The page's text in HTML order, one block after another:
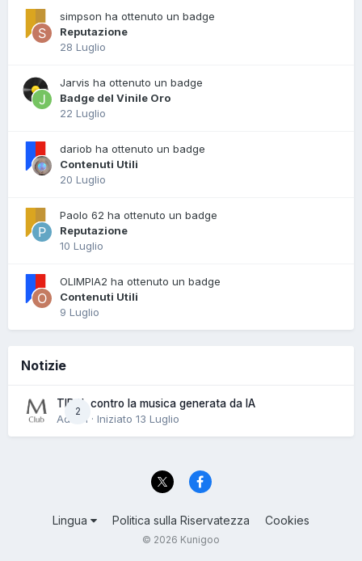
simpson ha ottenuto un badge
Reputazione
28 Luglio
Jarvis ha ottenuto un badge
Badge del Vinile Oro
22 Luglio
dariob ha ottenuto un badge
Contenuti Utili
20 Luglio
Paolo 62 ha ottenuto un badge
Reputazione
10 Luglio
OLIMPIA2 ha ottenuto un badge
Contenuti Utili
9 Luglio
Notizie
2
TIDAL contro la musica generata da IA
Admin · Iniziato 13 Luglio
Lingua Politica sulla Riservatezza Cookies
© 2026 Kunigoo